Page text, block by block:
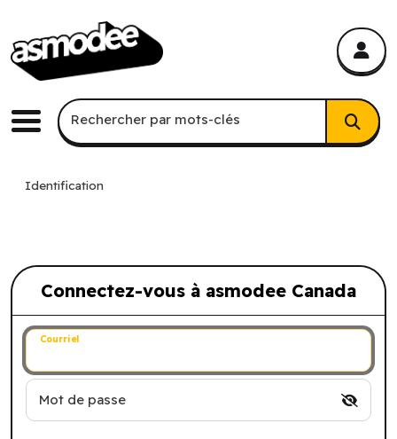
Menu
Recherche par mots-clés
Rechercher par mots-clés
Identification
Connectez-vous à asmodee Canada
Connectez-vous à asmodee Canada
Courriel
Mot de passe